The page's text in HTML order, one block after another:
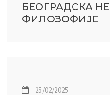
БЕОГРАДСКА
ФИЛОЗОФИЈЕ
25/02/2025